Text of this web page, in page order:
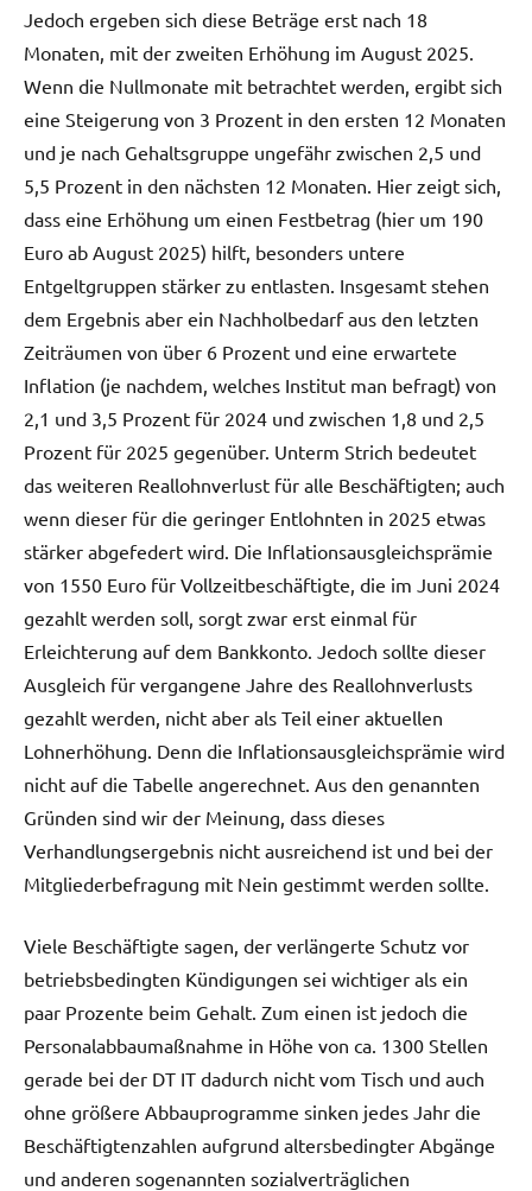
Jedoch ergeben sich diese Beträge erst nach 18
Monaten, mit der zweiten Erhöhung im August 2025.
Wenn die Nullmonate mit betrachtet werden, ergibt sich
eine Steigerung von 3 Prozent in den ersten 12 Monaten
und je nach Gehaltsgruppe ungefähr zwischen 2,5 und
5,5 Prozent in den nächsten 12 Monaten. Hier zeigt sich,
dass eine Erhöhung um einen Festbetrag (hier um 190
Euro ab August 2025) hilft, besonders untere
Entgeltgruppen stärker zu entlasten. Insgesamt stehen
dem Ergebnis aber ein Nachholbedarf aus den letzten
Zeiträumen von über 6 Prozent und eine erwartete
Inflation (je nachdem, welches Institut man befragt) von
2,1 und 3,5 Prozent für 2024 und zwischen 1,8 und 2,5
Prozent für 2025 gegenüber. Unterm Strich bedeutet
das weiteren Reallohnverlust für alle Beschäftigten; auch
wenn dieser für die geringer Entlohnten in 2025 etwas
stärker abgefedert wird. Die Inflationsausgleichsprämie
von 1550 Euro für Vollzeitbeschäftigte, die im Juni 2024
gezahlt werden soll, sorgt zwar erst einmal für
Erleichterung auf dem Bankkonto. Jedoch sollte dieser
Ausgleich für vergangene Jahre des Reallohnverlusts
gezahlt werden, nicht aber als Teil einer aktuellen
Lohnerhöhung. Denn die Inflationsausgleichsprämie wird
nicht auf die Tabelle angerechnet. Aus den genannten
Gründen sind wir der Meinung, dass dieses
Verhandlungsergebnis nicht ausreichend ist und bei der
Mitgliederbefragung mit Nein gestimmt werden sollte.
Viele Beschäftigte sagen, der verlängerte Schutz vor
betriebsbedingten Kündigungen sei wichtiger als ein
paar Prozente beim Gehalt. Zum einen ist jedoch die
Personalabbaumaßnahme in Höhe von ca. 1300 Stellen
gerade bei der DT IT dadurch nicht vom Tisch und auch
ohne größere Abbauprogramme sinken jedes Jahr die
Beschäftigtenzahlen aufgrund altersbedingter Abgänge
und anderen sogenannten sozialverträglichen